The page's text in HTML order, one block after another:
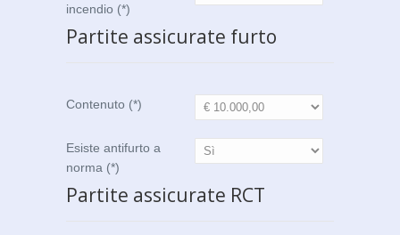
incendio (*)
Partite assicurate furto
Contenuto (*)
Esiste antifurto a
norma (*)
Partite assicurate RCT